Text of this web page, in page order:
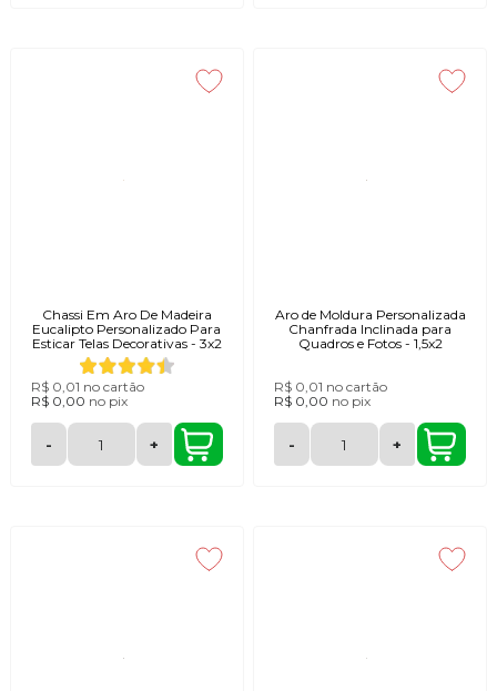
Chassi Em Aro De Madeira
Eucalipto Personalizado Para
Esticar Telas Decorativas - 3x2
R$ 0,01 no cartão
R$ 0,00 no pix
- +
Aro de Moldura Personalizada
Chanfrada Inclinada para
Quadros e Fotos - 1,5x2
R$ 0,01 no cartão
R$ 0,00 no pix
- +